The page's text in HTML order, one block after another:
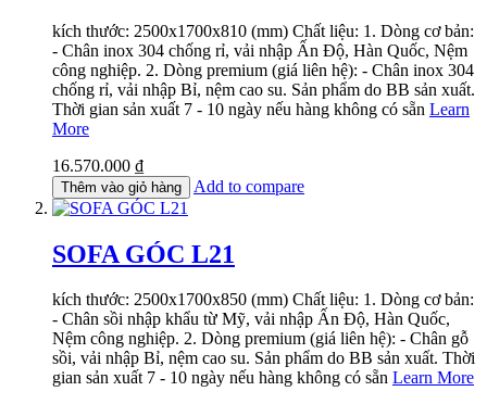
kích thước: 2500x1700x810 (mm) Chất liệu: 1. Dòng cơ bản:
- Chân inox 304 chống rỉ, vải nhập Ấn Độ, Hàn Quốc, Nệm
công nghiệp. 2. Dòng premium (giá liên hệ): - Chân inox 304
chống rỉ, vải nhập Bỉ, nệm cao su. Sản phẩm do BB sản xuất.
Thời gian sản xuất 7 - 10 ngày nếu hàng không có sẵn Learn
More
16.570.000 ₫
Thêm vào giỏ hàng Add to compare
SOFA GÓC L21
kích thước: 2500x1700x850 (mm) Chất liệu: 1. Dòng cơ bản:
- Chân sồi nhập khẩu từ Mỹ, vải nhập Ấn Độ, Hàn Quốc,
Nệm công nghiệp. 2. Dòng premium (giá liên hệ): - Chân gỗ
sồi, vải nhập Bỉ, nệm cao su. Sản phẩm do BB sản xuất. Thời
gian sản xuất 7 - 10 ngày nếu hàng không có sẵn Learn More